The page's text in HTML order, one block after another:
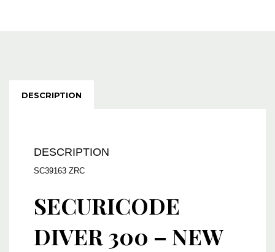
DESCRIPTION
DESCRIPTION
SC39163 ZRC
SECURICODE
DIVER 300 – NEW